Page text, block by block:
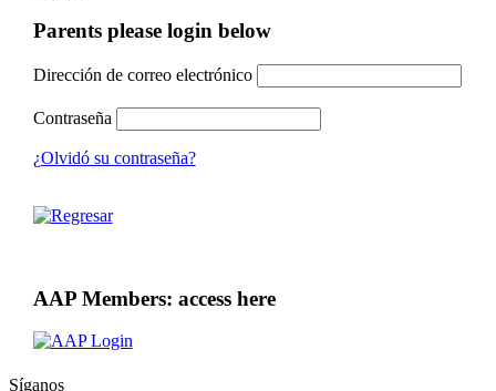
Parents please login below
Dirección de correo electrónico
Contraseña
¿Olvidó su contraseña?
AAP Members: access here
Síganos